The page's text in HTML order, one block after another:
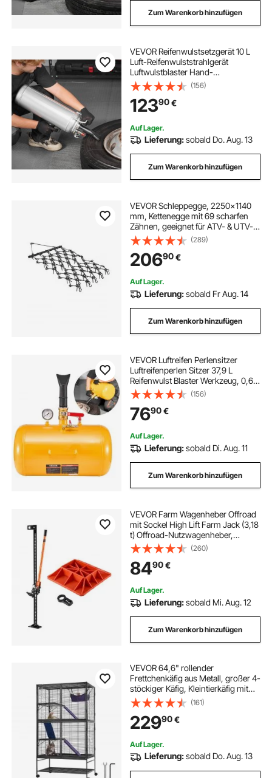
Zum Warenkorb hinzufügen
VEVOR Reifenwulstsetzgerät 10 L
Luft-Reifenwulststrahlgerät
Luftwulstblaster Hand-
Reifenfüllwerkzeug, verbessertes
tragbares Reifenfüllgerät, 0,6-0,8
MPa für Auto Motorrad SUV Pickup
ATV Silber
(156)
12390€
Auf Lager.
Lieferung:sobald Do. Aug. 13
Zum Warenkorb hinzufügen
VEVOR Schleppegge, 2250x1140
mm, Kettenegge mit 69 scharfen
Zähnen, geeignet für ATV- & UTV-
Traktoren, für Bodenvorbereitung,
Aussaat, Glättung von
Landschaften & Pflege von
Kiesauffahrten
(289)
20690€
Auf Lager.
Lieferung:sobald Fr Aug. 14
Zum Warenkorb hinzufügen
VEVOR Luftreifen Perlensitzer
Luftreifenperlen Sitzer 37,9 L
Reifenwulst Blaster Werkzeug, 0,6–
0,8 MPa Betriebsdruck,
Luftauslöser-Sitzpumpe für Pickup
Truck ATV Jeep Traktor Lkw UTV
Gelb
(156)
7690€
Auf Lager.
Lieferung:sobald Di. Aug. 11
Zum Warenkorb hinzufügen
VEVOR Farm Wagenheber Offroad
mit Sockel High Lift Farm Jack (3,18
t) Offroad-Nutzwagenheber,
Stoßstangenheber
Hochleistungshebebühnen mit
130,1–1380 mm Hubbereich für
Traktor Lkw SUV
(260)
8490€
Auf Lager.
Lieferung:sobald Mi. Aug. 12
Zum Warenkorb hinzufügen
VEVOR 64,6" rollender
Frettchenkäfig aus Metall, großer 4-
stöckiger Käfig, Kleintierkäfig mit
Rampen und Tablett, einfach
aufzubauen für Hausratten,
Hamster, Meerschweinchen,
Chinchillas, Eichhörnchen, Igel,
Hasen
(161)
22990€
Auf Lager.
Lieferung:sobald Do. Aug. 13